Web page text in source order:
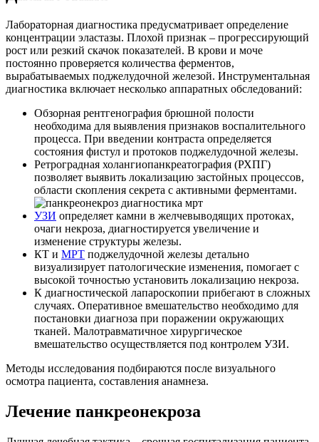
Лабораторная диагностика предусматривает определение
концентрации эластазы. Плохой признак – прогрессирующий
рост или резкий скачок показателей. В крови и моче
постоянно проверяется количества ферментов,
вырабатываемых поджелудочной железой. Инструментальная
диагностика включает несколько аппаратных обследований:
Обзорная рентгенография брюшной полости
необходима для выявления признаков воспалительного
процесса. При введении контраста определяется
состояния фистул и протоков поджелудочной железы.
Ретроградная холангиопанкреатография (РХПГ)
позволяет выявить локализацию застойных процессов,
области скопления секрета с активными ферментами.
УЗИ определяет камни в желчевыводящих протоках,
очаги некроза, диагностируется увеличение и
изменение структуры железы.
КТ и МРТ поджелудочной железы детально
визуализирует патологические изменения, помогает с
высокой точностью установить локализацию некроза.
К диагностической лапароскопии прибегают в сложных
случаях. Оперативное вмешательство необходимо для
постановки диагноза при поражении окружающих
тканей. Малотравматичное хирургическое
вмешательство осуществляется под контролем УЗИ.
Методы исследования подбираются после визуального
осмотра пациента, составления анамнеза.
Лечение панкреонекроза